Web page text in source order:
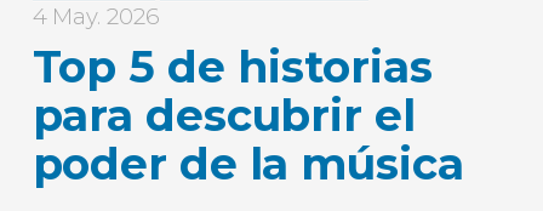
4 May. 2026
Top 5 de historias
para descubrir el
poder de la música